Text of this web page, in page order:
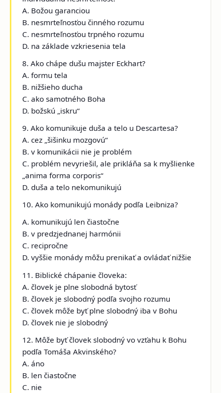
A. Božou garanciou
B. nesmrteľnosťou činného rozumu
C. nesmrteľnosťou trpného rozumu
D. na základe vzkriesenia tela
8. Ako chápe dušu majster Eckhart?
A. formu tela
B. nižšieho ducha
C. ako samotného Boha
D. božskú „iskru“
9. Ako komunikuje duša a telo u Descartesa?
A. cez „šišinku mozgovú“
B. v komunikácii nie je problém
C. problém nevyriešil, ale prikláňa sa k myšlienke
„anima forma corporis“
D. duša a telo nekomunikujú
10. Ako komunikujú monády podľa Leibniza?
A. komunikujú len čiastočne
B. v predzjednanej harmónii
C. recipročne
D. vyššie monády môžu prenikať a ovládať nižšie
11. Biblické chápanie človeka:
A. človek je plne slobodná bytosť
B. človek je slobodný podľa svojho rozumu
C. človek môže byť plne slobodný iba v Bohu
D. človek nie je slobodný
12. Môže byť človek slobodný vo vzťahu k Bohu
podľa Tomáša Akvinského?
A. áno
B. len čiastočne
C. nie